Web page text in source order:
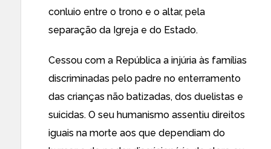
conluio entre o trono e o altar, pela
separação da Igreja e do Estado.
Cessou com a República a injúria às famílias
discriminadas pelo padre no enterramento
das crianças não batizadas, dos duelistas e
suicidas. O seu humanismo assentiu direitos
iguais na morte aos que dependiam do